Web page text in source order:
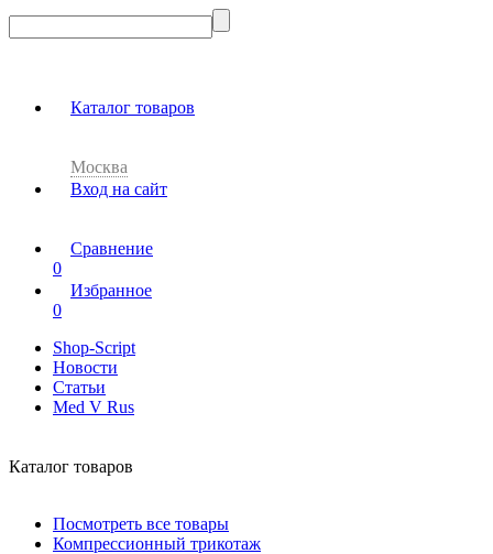
Каталог товаров
Москва
Вход на сайт
Сравнение
0
Избранное
0
Shop-Script
Новости
Статьи
Med V Rus
Каталог товаров
Посмотреть все товары
Компрессионный трикотаж